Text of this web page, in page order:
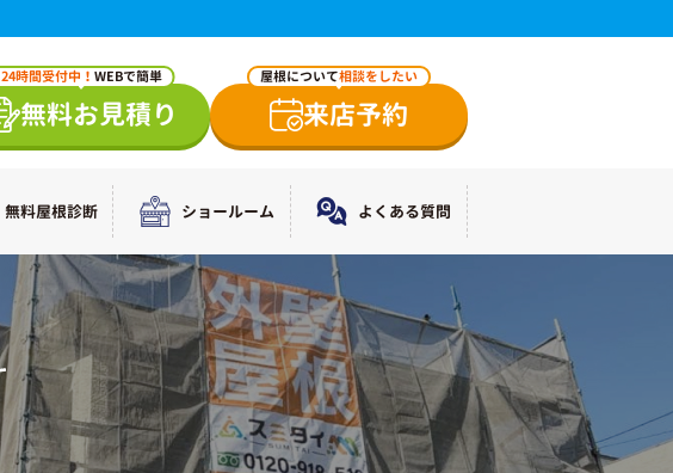
24時間受付中！ WEBで簡単
無料お見積り
屋根について相談をしたい
来店予約
無料屋根診断 ショールーム よくある質問